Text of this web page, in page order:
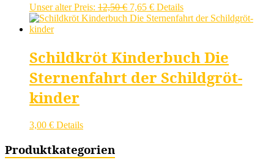
Unser alter Preis: 12,50€ Ursprünglicher
Preis
7,65 €Aktueller
Preis
Details
Schildkröt Kinderbuch Die
Sternenfahrt der Schildgröt-
kinder
3,00 € Details
Produktkategorien